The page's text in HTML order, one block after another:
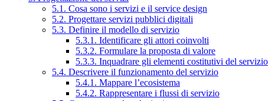
5.1. Cosa sono i servizi e il service design
5.2. Progettare servizi pubblici digitali
5.3. Definire il modello di servizio
5.3.1. Identificare gli attori coinvolti
5.3.2. Formulare la proposta di valore
5.3.3. Inquadrare gli elementi costitutivi del servizio
5.4. Descrivere il funzionamento del servizio
5.4.1. Mappare l’ecosistema
5.4.2. Rappresentare i flussi di servizio